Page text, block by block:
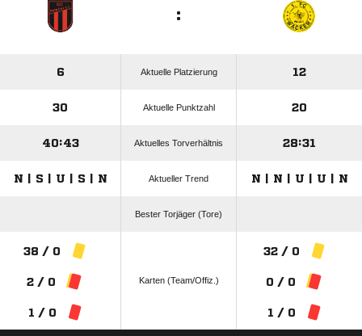
:
6 Aktuelle Platzierung 12
30 Aktuelle Punktzahl 20
40:43 Aktuelles Torverhältnis 28:31
N | S | U | S | N Aktueller Trend N | N | U | U | N
Bester Torjäger (Tore)
38 / 0
2 / 0
1 / 0
Karten (Team/Offiz.)
32 / 0
0 / 0
1 / 0